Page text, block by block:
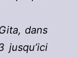
dans
jusqu’ici